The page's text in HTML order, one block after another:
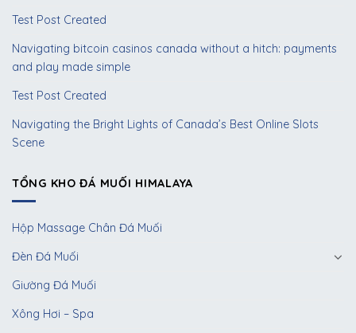
Test Post Created
Navigating bitcoin casinos canada without a hitch: payments
and play made simple
Test Post Created
Navigating the Bright Lights of Canada’s Best Online Slots
Scene
TỔNG KHO ĐÁ MUỐI HIMALAYA
Hộp Massage Chân Đá Muối
Đèn Đá Muối
Giường Đá Muối
Xông Hơi – Spa